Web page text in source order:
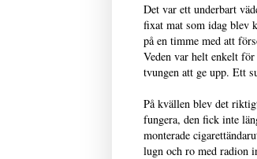
Det var ett underbart
fixat mat som idag blev
på en timme med att
Veden var helt enkelt
tvungen att ge upp. Ett
På kvällen blev det
fungera, den fick inte
monterade
lugn och ro med radion